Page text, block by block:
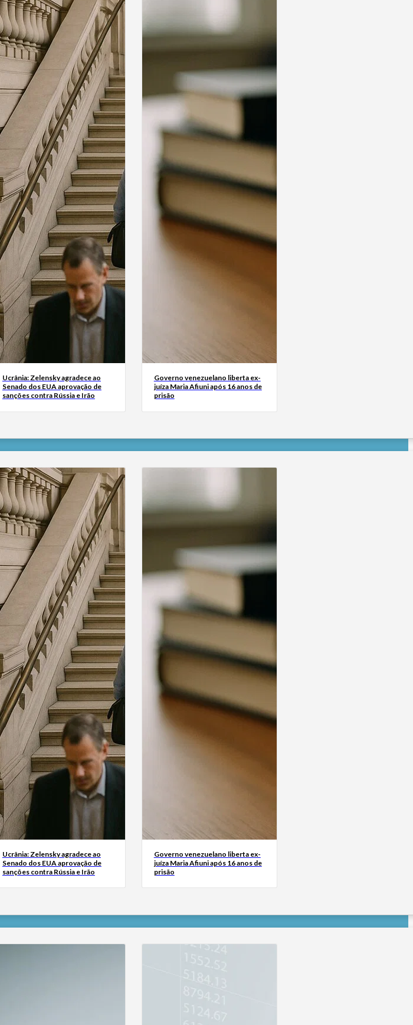
Ucrânia: Zelensky agradece ao
Senado dos EUA aprovação de
sanções contra Rússia e Irão
Governo venezuelano liberta ex-
juíza Maria Afiuni após 16 anos de
prisão
Ucrânia: Zelensky agradece ao
Senado dos EUA aprovação de
sanções contra Rússia e Irão
Governo venezuelano liberta ex-
juíza Maria Afiuni após 16 anos de
prisão